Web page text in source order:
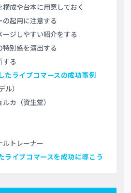
成や台本に用意しておく
起用に注意する
ジしやすい紹介をする
別感を演出する
する
ライブコマースの成功事例
）
カ（資生堂）
ルトレーナー
イブコマースを成功に導こう